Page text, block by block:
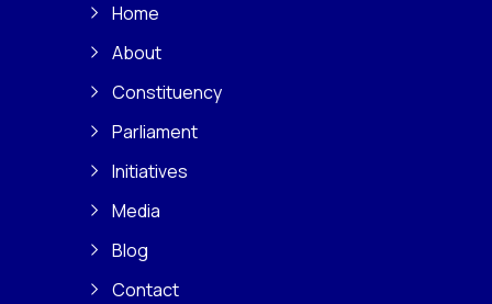
Home
About
Constituency
Parliament
Initiatives
Media
Blog
Contact